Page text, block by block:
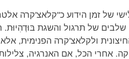
של זמן הידוע כ"קלאצ'קרה
של תרגול והשגת
ולקלאצ'קרה הפנימית,
אחרי הכל, אם האנרגיה,